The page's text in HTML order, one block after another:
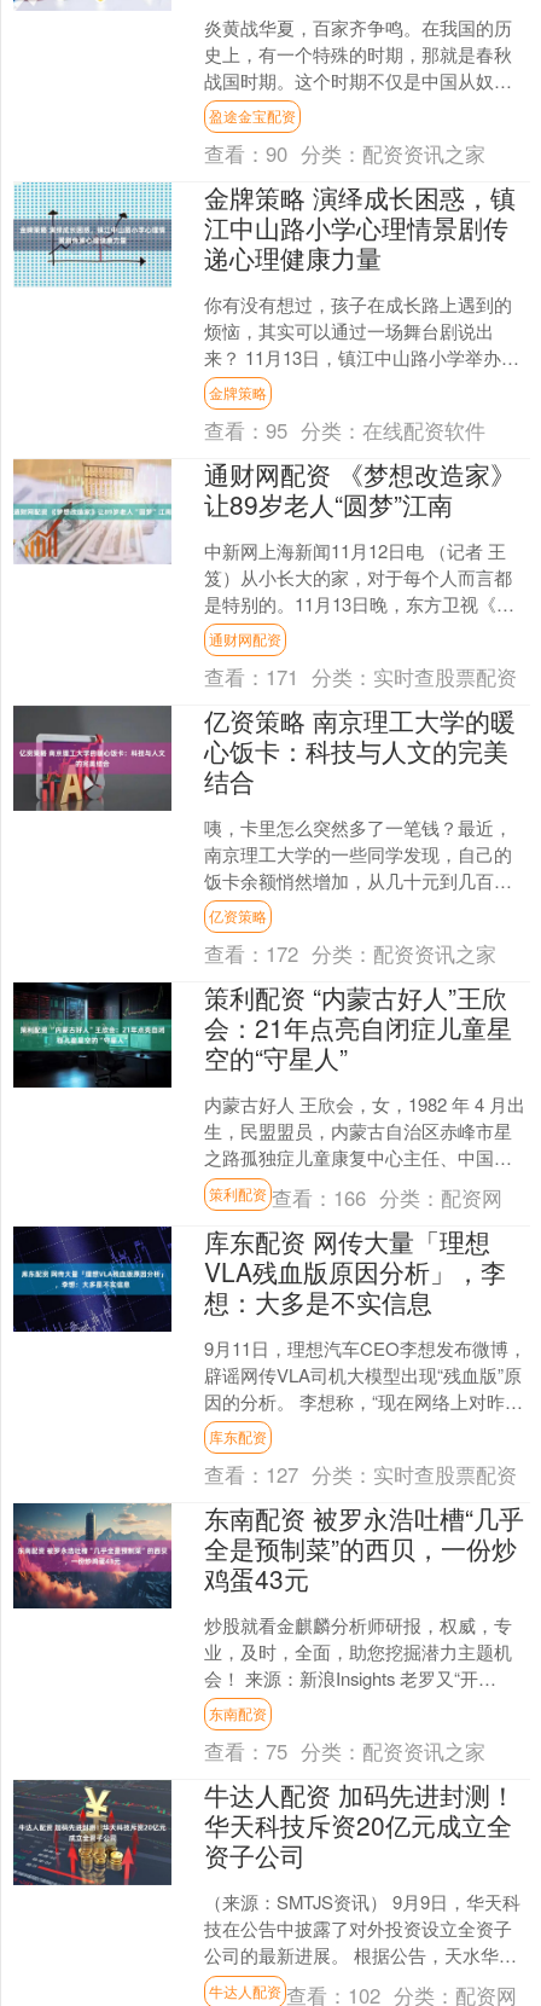
炎黄战华夏，百家齐争鸣。在我国的历
史上，有一个特殊的时期，那就是春秋
战国时期。这个时期不仅是中国从奴隶
制向封建制过渡的社会变革时期，还是
中国历史上第一次重大的文....
盈途金宝配资
查看：90 分类： 配资资讯之家
金牌策略 演绎成长困惑，镇
江中山路小学心理情景剧传
递心理健康力量
你有没有想过，孩子在成长路上遇到的
烦恼，其实可以通过一场舞台剧说出
来？ 11月13日，镇江中山路小学举办了
一场别开生面的心理情景剧展演。24个
班级的孩子们用表演....
金牌策略
查看：95 分类：在线配资软件
通财网配资 《梦想改造家》
让89岁老人“圆梦”江南
中新网上海新闻11月12日电 （记者 王
笈）从小长大的家，对于每个人而言都
是特别的。11月13日晚，东方卫视《梦
想改造家》第十二季将为一位年近九十
的委托人“刷新....
通财网配资
查看： 171 分类： 实时查股票配资
亿资策略 南京理工大学的暖
心饭卡：科技与人文的完美
结合
咦，卡里怎么突然多了一笔钱？最近，
南京理工大学的一些同学发现，自己的
饭卡余额悄然增加，从几十元到几百元
不等。这究竟是怎么回事呢？原来，这
是南京理工大学开展的“暖....
亿资策略
查看： 172 分类： 配资资讯之家
策利配资 “内蒙古好人”王欣
会：21年点亮自闭症儿童星
空的“守星人”
内蒙古好人 王欣会，女，1982 年 4 月出
生，民盟盟员，内蒙古自治区赤峰市星
之路孤独症儿童康复中心主任、中国精
协孤独症委员会副秘书长。自2004年创
办教育中....
策利配资 查看： 166 分类： 配资网
库东配资 网传大量「理想
VLA残血版原因分析」，李
想：大多是不实信息
9月11日，理想汽车CEO李想发布微博，
辟谣网传VLA司机大模型出现“残血版”原
因的分析。 李想称，“现在网络上对昨天
开始推送的OTA8.0版本的理想VLA司
机....
库东配资
查看： 127 分类： 实时查股票配资
东南配资 被罗永浩吐槽“几乎
全是预制菜”的西贝，一份炒
鸡蛋43元
炒股就看金麒麟分析师研报，权威，专
业，及时，全面，助您挖掘潜力主题机
会！ 来源：新浪Insights 老罗又“开
炮”了，这次的矛头指向了西贝。 9月10
日，罗永....
东南配资
查看：75 分类： 配资资讯之家
牛达人配资 加码先进封测！
华天科技斥资20亿元成立全
资子公司
（来源：SMTJS资讯） 9月9日，华天科
技在公告中披露了对外投资设立全资子
公司的最新进展。 根据公告，天水华天
科技股份有限公司第八届董事会第四次
牛达人配资 查看： 102 分类： 配资网